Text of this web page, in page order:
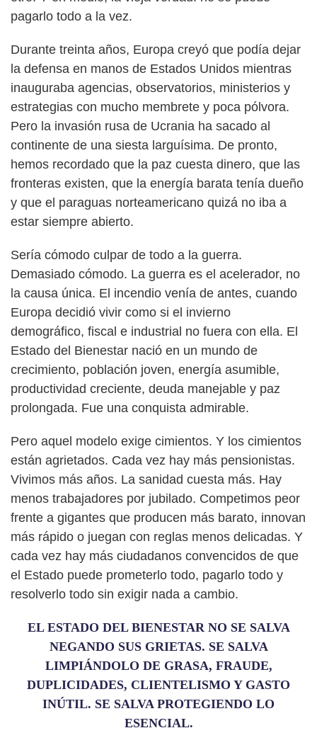
pagarlo todo a la vez.
Durante treinta años, Europa creyó que podía dejar
la defensa en manos de Estados Unidos mientras
inauguraba agencias, observatorios, ministerios y
estrategias con mucho membrete y poca pólvora.
Pero la invasión rusa de Ucrania ha sacado al
continente de una siesta larguísima. De pronto,
hemos recordado que la paz cuesta dinero, que las
fronteras existen, que la energía barata tenía dueño
y que el paraguas norteamericano quizá no iba a
estar siempre abierto.
Sería cómodo culpar de todo a la guerra.
Demasiado cómodo. La guerra es el acelerador, no
la causa única. El incendio venía de antes, cuando
Europa decidió vivir como si el invierno
demográfico, fiscal e industrial no fuera con ella. El
Estado del Bienestar nació en un mundo de
crecimiento, población joven, energía asumible,
productividad creciente, deuda manejable y paz
prolongada. Fue una conquista admirable.
Pero aquel modelo exige cimientos. Y los cimientos
están agrietados. Cada vez hay más pensionistas.
Vivimos más años. La sanidad cuesta más. Hay
menos trabajadores por jubilado. Competimos peor
frente a gigantes que producen más barato, innovan
más rápido o juegan con reglas menos delicadas. Y
cada vez hay más ciudadanos convencidos de que
el Estado puede prometerlo todo, pagarlo todo y
resolverlo todo sin exigir nada a cambio.
EL ESTADO DEL BIENESTAR NO SE SALVA
NEGANDO SUS GRIETAS. SE SALVA
LIMPIÁNDOLO DE GRASA, FRAUDE,
DUPLICIDADES, CLIENTELISMO Y GASTO
INÚTIL. SE SALVA PROTEGIENDO LO
ESENCIAL.